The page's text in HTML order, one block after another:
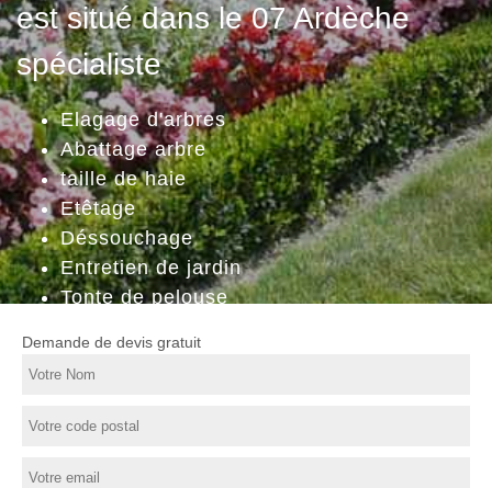
est situé dans le 07 Ardèche
spécialiste
Elagage d'arbres
Abattage arbre
taille de haie
Etêtage
Déssouchage
Entretien de jardin
Tonte de pelouse
Demande de devis gratuit